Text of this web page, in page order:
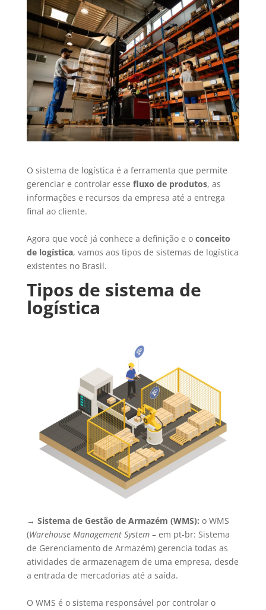
O sistema de logística é a ferramenta que permite
gerenciar e controlar esse fluxo de produtos, as
informações e recursos da empresa até a entrega
final ao cliente.
Agora que você já conhece a definição e o conceito
de logística, vamos aos tipos de sistemas de logística
existentes no Brasil.
Tipos de sistema de
logística
→ Sistema de Gestão de Armazém (WMS): o WMS
(Warehouse Management System– em pt-br: Sistema
de Gerenciamento de Armazém) gerencia todas as
atividades de armazenagem de uma empresa, desde
a entrada de mercadorias até a saída.
O WMS é o sistema responsável por controlar o